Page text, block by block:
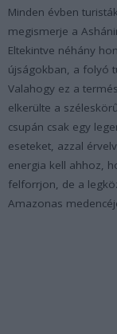
Minden évben
megismerje a
Eltekintve néhány
újságokban, a folyó
Valahogy ez a
elkerülte a
csupán csak egy
eseteket, azzal
energia kell ahhoz,
felforrjon, de a
Amazonas